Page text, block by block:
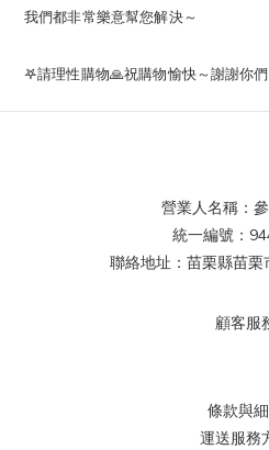
我們都非常樂意幫您解決～
𖤐請理性購物🙏祝購物愉快～謝謝你
營業人名稱：
統一編號：
聯絡地址：苗栗縣苗
顧客服
條款與
運送服務